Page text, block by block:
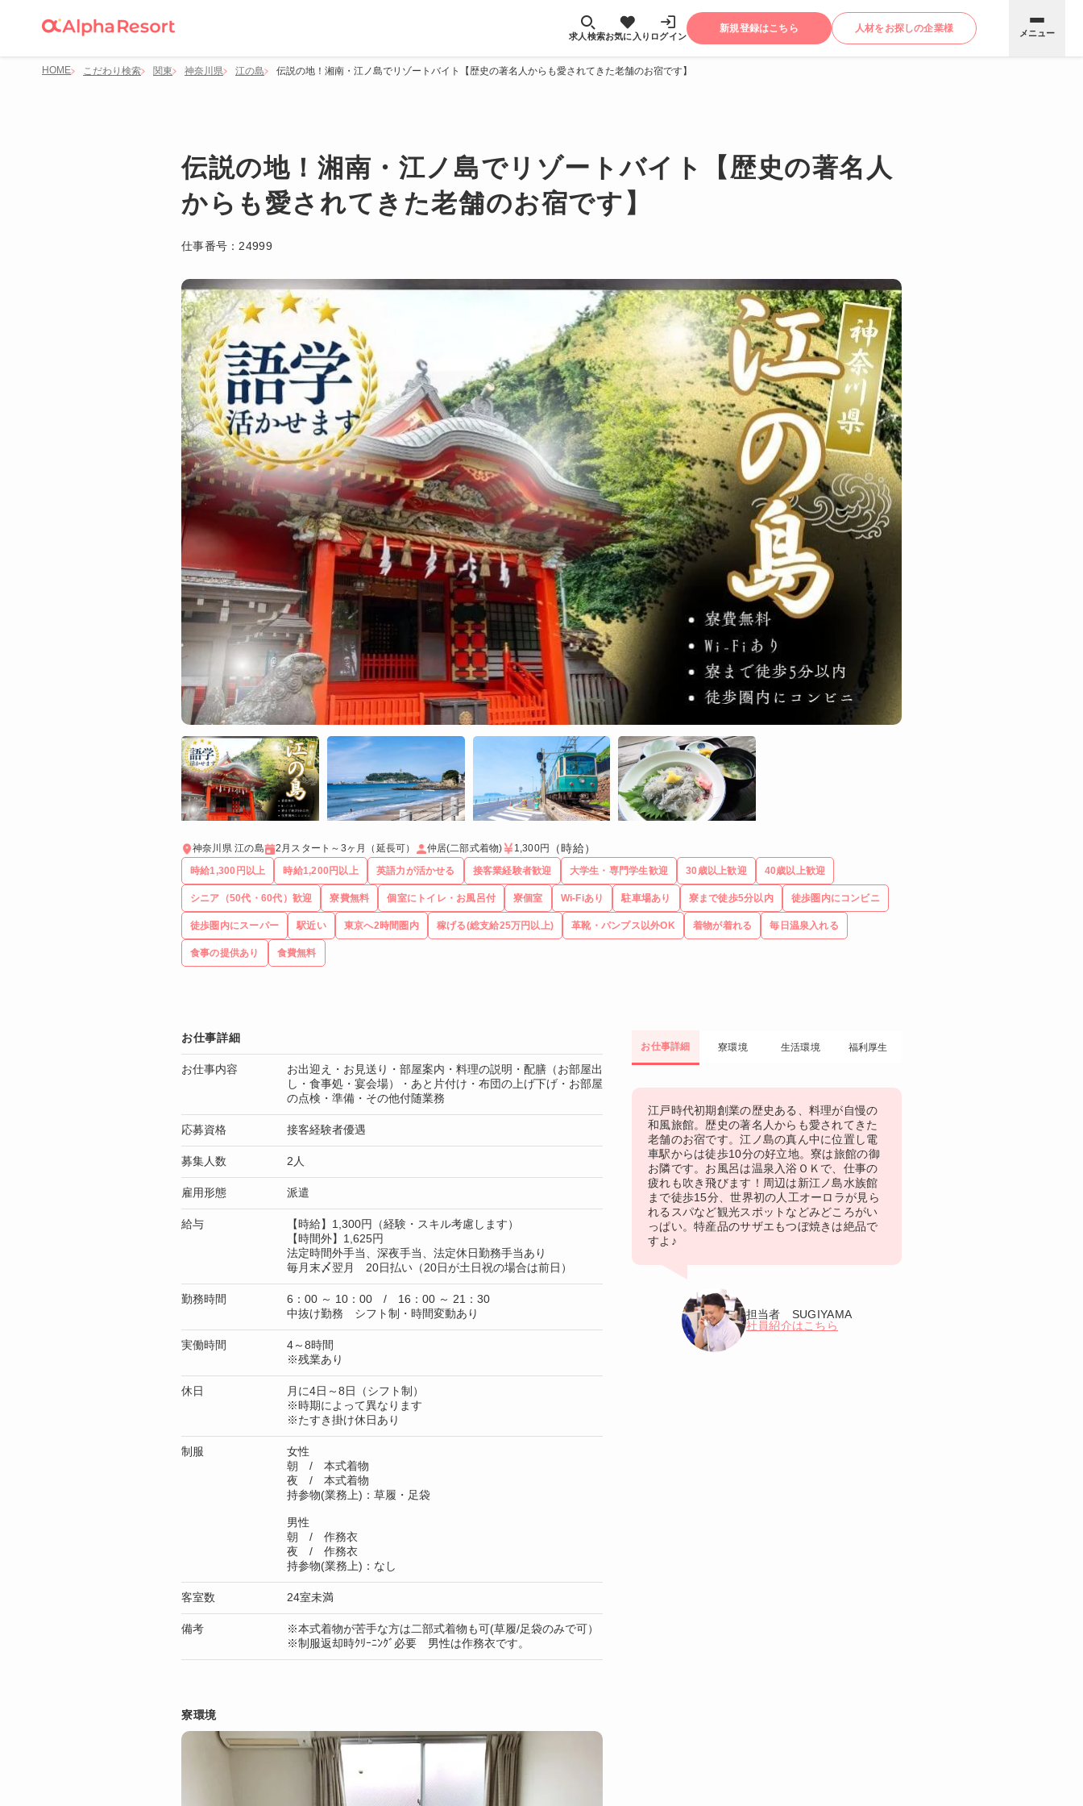
求人検索お気に入り ログイン
新規登録はこちら 人材をお探しの企業様 メニュー
HOME こだわり検索 関東 神奈川県 江の島 伝説の地！湘南・江ノ島でリゾートバイト【歴史の著名人からも愛されてきた老舗のお宿です】
伝説の地！湘南・江ノ島でリゾートバイト【歴史の著名人
からも愛されてきた老舗のお宿です】
仕事番号： 24999
神奈川県 江の島 2月スタート～3ヶ月（延長可） 仲居(二部式着物) 1,300円 （時給）
時給1,300円以上 時給1,200円以上 英語力が活かせる 接客業経験者歓迎 大学生・専門学生歓迎 30歳以上歓迎 40歳以上歓迎
シニア（50代・60代）歓迎 寮費無料 個室にトイレ・お風呂付 寮個室 Wi-Fiあり 駐車場あり 寮まで徒歩5分以内 徒歩圏内にコンビニ
徒歩圏内にスーパー 駅近い 東京へ2時間圏内 稼げる(総支給25万円以上) 革靴・パンプス以外OK 着物が着れる 毎日温泉入れる
食事の提供あり 食費無料
お仕事詳細 寮環境 生活環境 福利厚生
江戸時代初期創業の歴史ある、料理が自慢の
和風旅館。歴史の著名人からも愛されてきた
老舗のお宿です。江ノ島の真ん中に位置し電
車駅からは徒歩10分の好立地。寮は旅館の御
お隣です。お風呂は温泉入浴ＯＫで、仕事の
疲れも吹き飛びます！周辺は新江ノ島水族館
まで徒歩15分、世界初の人工オーロラが見ら
れるスパなど観光スポットなどみどころがい
っぱい。特産品のサザエもつぼ焼きは絶品で
すよ♪
担当者 SUGIYAMA
社員紹介はこちら
お仕事詳細
お仕事内容
お出迎え・お見送り・部屋案内・料理の説明・配膳（お部屋出
し・食事処・宴会場）・あと片付け・布団の上げ下げ・お部屋
の点検・準備・その他付随業務
応募資格 接客経験者優遇
募集人数 2人
雇用形態 派遣
給与
【時給】1,300円（経験・スキル考慮します）
【時間外】1,625円
法定時間外手当、深夜手当、法定休日勤務手当あり
毎月末〆翌月 20日払い（20日が土日祝の場合は前日）
勤務時間
6：00 ～ 10：00 / 16：00 ～ 21：30
中抜け勤務 シフト制・時間変動あり
実働時間
4～8時間
※残業あり
休日
月に4日～8日（シフト制）
※時期によって異なります
※たすき掛け休日あり
制服
女性
朝 / 本式着物
夜 / 本式着物
持参物(業務上)：草履・足袋
男性
朝 / 作務衣
夜 / 作務衣
持参物(業務上)：なし
客室数 24室未満
備考
※本式着物が苦手な方は二部式着物も可(草履/足袋のみで可）
※制服返却時ｸﾘｰﾆﾝｸﾞ必要 男性は作務衣です。
寮環境